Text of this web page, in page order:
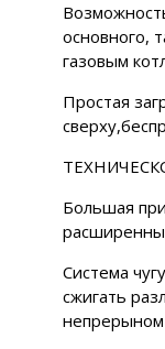
основного,
газовым
Простая
Большая
Система
сжигать